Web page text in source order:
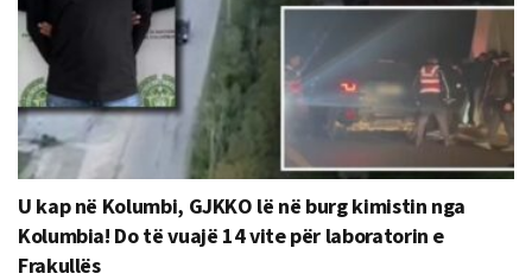
U kap në Kolumbi, GJKKO lë në burg kimistin nga
Kolumbia! Do të vuajë 14 vite për laboratorin e
Frakullës